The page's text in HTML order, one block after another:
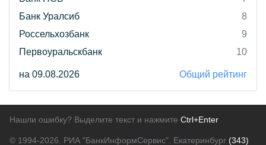
Банк Уралсиб
8
Россельхозбанк
9
Первоуральскбанк
10
на 09.08.2026 Общий рейтинг
Нашли ошибку? Выделите текст и нажмите Ctrl+Enter
© 1994-2026. РИА "БанкИнформСервис". Екатеринбург (343)